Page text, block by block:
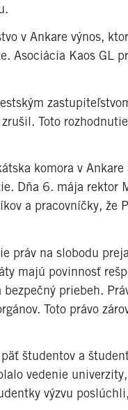
v Ankare výnos,
Asociácia Kaos GL
Toto
komora v Ankare
Dňa 6. mája rektor
a pracovníčky, že
práv na slobodu
majú povinnosť
priebeh.
Toto právo
študentov a
vedenie
výzvu